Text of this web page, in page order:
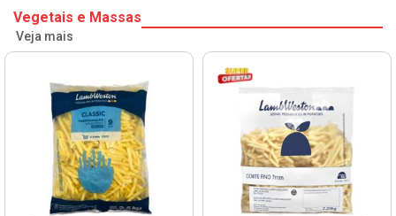
Vegetais e Massas
Veja mais